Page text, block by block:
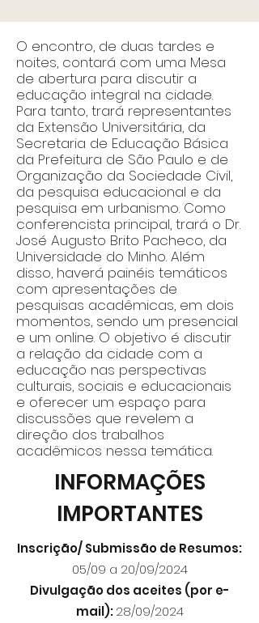
O encontro, de duas tardes e
noites, contará com uma Mesa
de abertura para discutir a
educação integral na cidade.
Para tanto, trará representantes
da Extensão Universitária, da
Secretaria de Educação Básica
da Prefeitura de São Paulo e de
Organização da Sociedade Civil,
da pesquisa educacional e da
pesquisa em urbanismo. Como
conferencista principal, trará o Dr.
José Augusto Brito Pacheco, da
Universidade do Minho. Além
disso, haverá painéis temáticos
com apresentações de
pesquisas acadêmicas, em dois
momentos, sendo um presencial
e um online. O objetivo é discutir
a relação da cidade com a
educação nas perspectivas
culturais, sociais e educacionais
e oferecer um espaço para
discussões que revelem a
direção dos trabalhos
acadêmicos nessa temática.
INFORMAÇÕES
IMPORTANTES
Inscrição/ Submissão de Resumos:
05/09 a 20/09/2024
Divulgação dos aceites (por e-
mail):28/09/2024